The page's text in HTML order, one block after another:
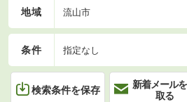
地域 流山市
条件 指定なし
検索条件を保存
新着メール
取る